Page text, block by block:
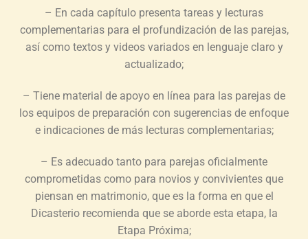
– En cada capítulo presenta tareas y lecturas
complementarias para el profundización de las parejas,
así como textos y videos variados en lenguaje claro y
actualizado;
– Tiene material de apoyo en línea para las parejas de
los equipos de preparación con sugerencias de enfoque
e indicaciones de más lecturas complementarias;
– Es adecuado tanto para parejas oficialmente
comprometidas como para novios y convivientes que
piensan en matrimonio, que es la forma en que el
Dicasterio recomienda que se aborde esta etapa, la
Etapa Próxima;